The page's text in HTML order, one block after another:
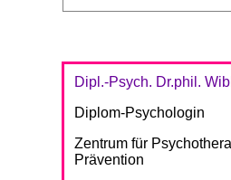
Dipl.-Psych. Dr.phil.
Diplom-Psychologin
Zentrum für
Prävention